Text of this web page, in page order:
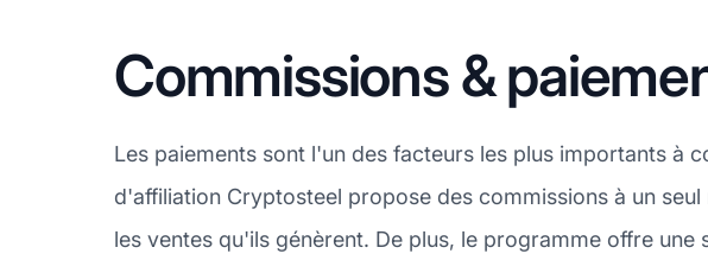
Commissions &
Les paiements sont l'un des facteurs les plus importants
d'affiliation Cryptosteel propose des commissions à un
les ventes qu'ils génèrent. De plus, le programme offre